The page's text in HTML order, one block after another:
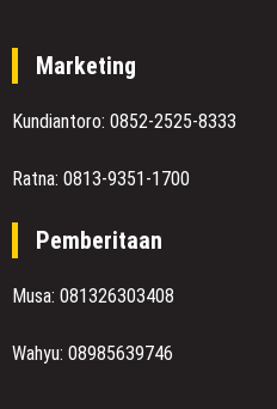
Marketing
Kundiantoro: 0852-2525-8333
Ratna: 0813-9351-1700
Pemberitaan
Musa: 081326303408
Wahyu: 08985639746